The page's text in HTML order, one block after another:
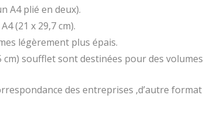
A4 plié en deux).
(21 x 29,7 cm).
légèrement plus épais.
cm) soufflet sont destinées pour des volumes
des entreprises ,d’autre format